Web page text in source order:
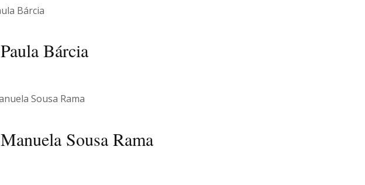
Paula Bárcia
Manuela Sousa Rama